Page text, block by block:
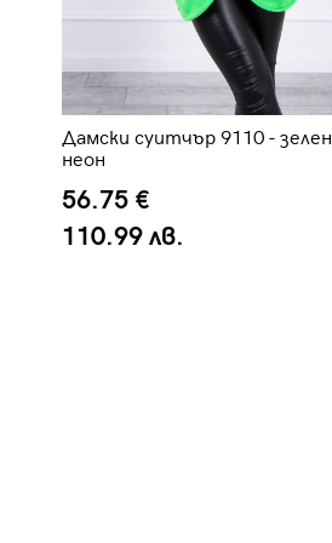
Дамски суитчър 9110 - зелен
неон
56.75 €
110.99 лв.